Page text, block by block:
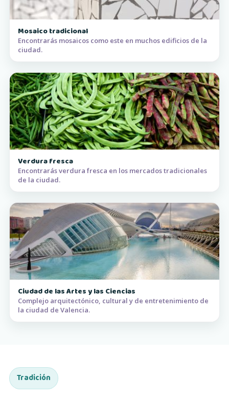
Mosaico tradicional
Encontrarás mosaicos como este en muchos edificios de la
ciudad.
Verdura fresca
Encontrarás verdura fresca en los mercados tradicionales
de la ciudad.
Ciudad de las Artes y las Ciencias
Complejo arquitectónico, cultural y de entretenimiento de
la ciudad de Valencia.
Tradición